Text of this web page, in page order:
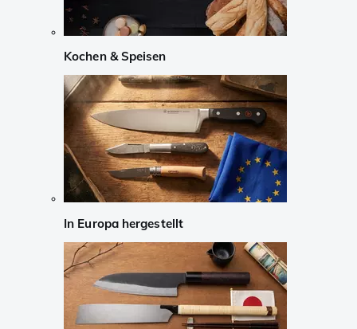
Kochen & Speisen
In Europa hergestellt